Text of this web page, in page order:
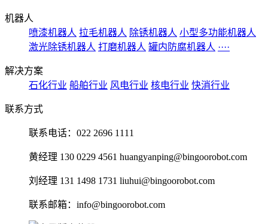
机器人
喷漆机器人 拉毛机器人 除锈机器人 小型多功能机器人
激光除锈机器人 打磨机器人 罐内防腐机器人 ····
解决方案
石化行业 船舶行业 风电行业 核电行业 快消行业
联系方式
联系电话：022 2696 1111
黄经理 130 0229 4561 huangyanping@bingoorobot.com
刘经理 131 1498 1731 liuhui@bingoorobot.com
联系邮箱：info@bingoorobot.com